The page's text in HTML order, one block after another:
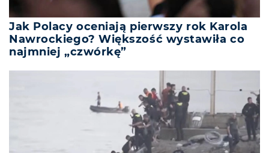
Jak Polacy oceniają pierwszy rok Karola
Nawrockiego? Większość wystawiła co
najmniej „czwórkę”